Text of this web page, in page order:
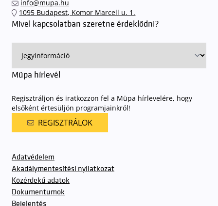
érkezhessenek meg előadásainkra
sorompókat rendszámfelismerő automatika nyitja.
ingyenes azon vendégeink számára, akik egy aznapi fizetős
rendjének részletes leírásaelérhető itt.
info@mupa.hu
1095 Budapest, Komor Marcell u. 1.
Mivel kapcsolatban szeretne érdeklődni?
Müpa hírlevél
Regisztráljon és iratkozzon fel a Müpa hírlevelére, hogy
elsőként értesüljön programjainkról!
REGISZTRÁLOK
Adatvédelem
Akadálymentesítési nyilatkozat
Közérdekű adatok
Dokumentumok
Bejelentés